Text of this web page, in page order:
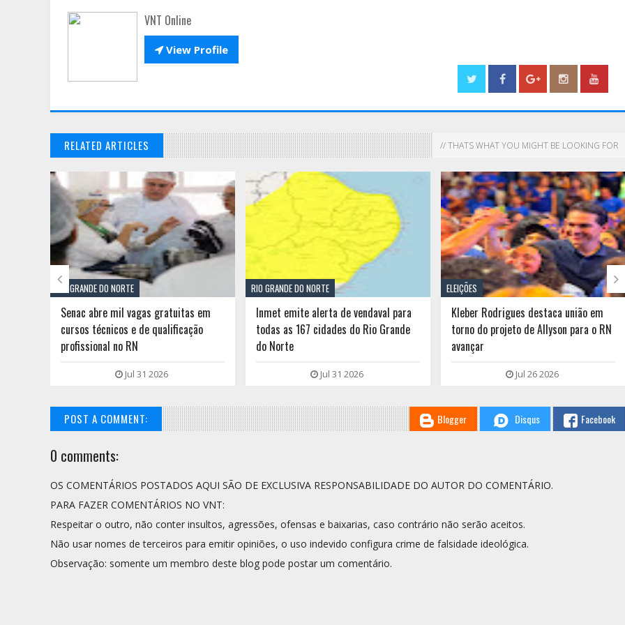
VNT Online
View Profile
RELATED ARTICLES // THATS WHAT YOU MIGHT BE LOOKING FOR
RIO GRANDE DO NORTE
Senac abre mil vagas gratuitas em
cursos técnicos e de qualificação
profissional no RN
Jul 31 2026
RIO GRANDE DO NORTE
Inmet emite alerta de vendaval para
todas as 167 cidades do Rio Grande
do Norte
Jul 31 2026
ELEIÇÕES
Kleber Rodrigues destaca união em
torno do projeto de Allyson para o RN
avançar
Jul 26 2026
 
POST A COMMENT: Blogger Disqus Facebook
0 comments:
OS COMENTÁRIOS POSTADOS AQUI SÃO DE EXCLUSIVA RESPONSABILIDADE DO AUTOR DO COMENTÁRIO.
PARA FAZER COMENTÁRIOS NO VNT:
Respeitar o outro, não conter insultos, agressões, ofensas e baixarias, caso contrário não serão aceitos.
Não usar nomes de terceiros para emitir opiniões, o uso indevido configura crime de falsidade ideológica.
Observação: somente um membro deste blog pode postar um comentário.